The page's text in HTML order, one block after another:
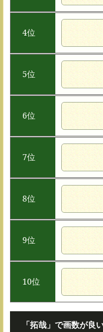
4位
5位
6位
7位
8位
9位
10位
「拓哉」で画数が良